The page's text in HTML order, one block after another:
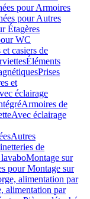
pour Armoires
pour Autres
Étagères
WC
casiers de
Éléments
Prises
et
éclairage
Armoires de
Avec éclairage
Autres
de
Montage sur
pour Montage sur
alimentation par
alimentation par